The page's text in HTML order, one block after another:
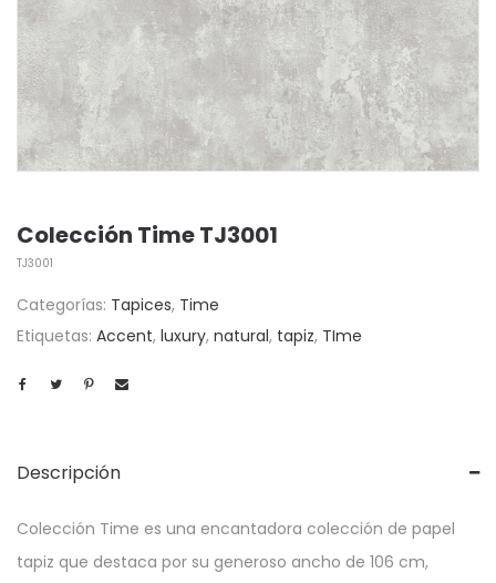
Colección Time TJ3001
TJ3001
Categorías: Tapices, Time
Etiquetas: Accent, luxury, natural, tapiz, TIme
Descripción
Colección Time es una encantadora colección de papel
tapiz que destaca por su generoso ancho de 106 cm,